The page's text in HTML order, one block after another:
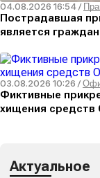
04.08.2026 16:54 /
Пострадавшая
является
03.08.2026 10:26 /
Фиктивные
хищения
Актуальное